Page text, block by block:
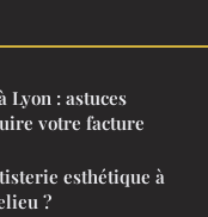
Lyon : astuces
votre facture
esthétique à
?